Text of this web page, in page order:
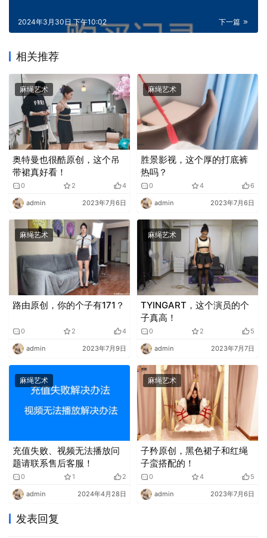
下一篇
2024年3月30日 下午10:02
相关推荐
麻绳艺术
奥特曼也很酷原创，这个吊
带裙真好看！
0 2 4
admin 2023年7月6日
麻绳艺术
胜景影视，这个厚的打底裤
热吗？
0 4 6
admin 2023年7月6日
麻绳艺术
路由原创，你的个子有171？
0 2 4
admin 2023年7月9日
麻绳艺术
TYINGART，这个演员的个
子真高！
0 2 5
admin 2023年7月7日
麻绳艺术
充值失败、视频无法播放问
题请联系售后客服！
0 1 2
admin 2024年4月28日
麻绳艺术
子矜原创，黑色裙子和红绳
子蛮搭配的！
0 4 5
admin 2023年7月6日
发表回复